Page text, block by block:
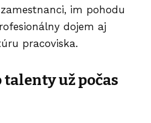
im pohodu
dojem aj
pracoviska.
talentyuž počas